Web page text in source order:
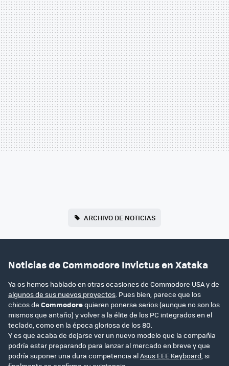
ARCHIVO DE NOTICIAS
Noticias de Commodore Invictus en Xataka
Ya os hemos hablado en otras ocasiones de Commodore USA y de
algunos de sus nuevos proyectos. Pues bien, parece que los
chicos de Commodorequieren ponerse serios (aunque no son los
mismos que antaño) y volver a la élite de los PC integrados en el
teclado, como en la época gloriosa de los 80.
Y es que acaba de dejarse ver un nuevo modelo que la compañia
podría estar preparando para lanzar al mercado en breve y que
podría suponer una dura competencia alAsus EEE Keyboard, si